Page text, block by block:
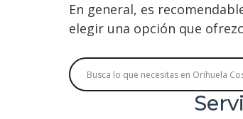
En general, es
elegir una opción que